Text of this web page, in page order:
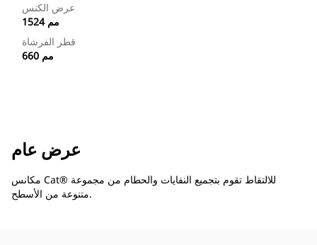
عرض الكنس
1524 مم
قطر الفرشاة
660 مم
عرض عام
مكانس Cat® للالتقاط تقوم بتجميع النفايات والحطام من مجموعة
متنوعة من الأسطح.